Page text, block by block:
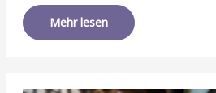
Mehr lesen